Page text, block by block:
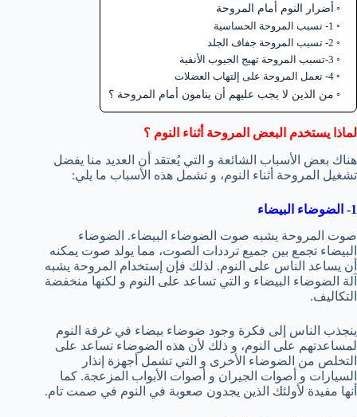
أضرار النوم أمام المروحة
1- تسبب المروحة الحساسية
2- تسبب المروحة جفاف الجلد
3-تسبب المروحة تهيج الجيوب الأنفية
4- تعمل المروحة على إلتهاب العضلات
من الذين لا يجب عليهم أن ينامون أمام المروحة ؟
لماذا يستخدم البعض المروحة أثناء النوم ؟
هناك بعض الأسباب الشائعة و التي يُعتقد أن العديد منا يفضل
تشغيل المروحة أثناء النوم، و تشمل هذه الأسباب ما يلي:
1- الضوضاء البيضاء
صوت المروحة يشبه صوت الضوضاء البيضاء. الضوضاء
البيضاء تجمع بين جميع ترددات الصوت، مما يولد صوت يمكنه
أن يساعد الناس على النوم. لذلك فإن إستخدام المروحة يشبه
آلة الضوضاء البيضاء و التي تساعد على النوم و لكنها منخفضة
التكاليف.
ينجذب الناس إلى فكرة وجود ضوضاء بيضاء في غرفة النوم
لمساعدتهم على النوم، و ذلك لأن هذه الضوضاء تساعد على
التخلص من الضوضاء الأخرى و التي تشمل أجهزة إنذار
السيارات و أصوات الجيران و أصوات الأبواب المزعجة. كما
أنها مفيدة لأولئك الذين يجدون صعوبة في النوم في صمت تام.